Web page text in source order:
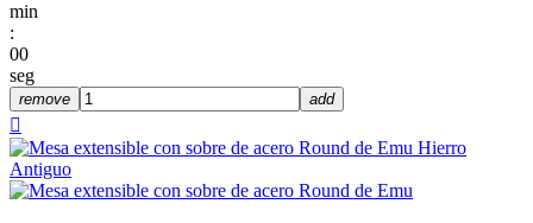
min
:
00
seg
remove add
